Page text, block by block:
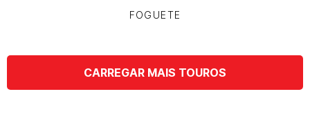
FOGUETE
CARREGAR MAIS TOUROS